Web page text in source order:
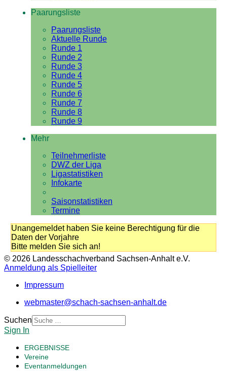
Paarungsliste
Paarungsliste
Aktuelle Runde
Runde 1
Runde 2
Runde 3
Runde 4
Runde 5
Runde 6
Runde 7
Runde 8
Runde 9
Mehr
Teilnehmerliste
DWZ der Liga
Ligastatistiken
Infokarte
Saisonstatistiken
Termine
Unangemeldet haben Sie keine Berechtigung für die
Daten der Vorjahre
Bitte melden Sie sich an!
© 2026 Landesschachverband Sachsen-Anhalt e.V.
Anmeldung als Spielleiter
Impressum
webmaster@schach-sachsen-anhalt.de
Suchen
Sign In
ERGEBNISSE
Vereine
Eventanmeldungen